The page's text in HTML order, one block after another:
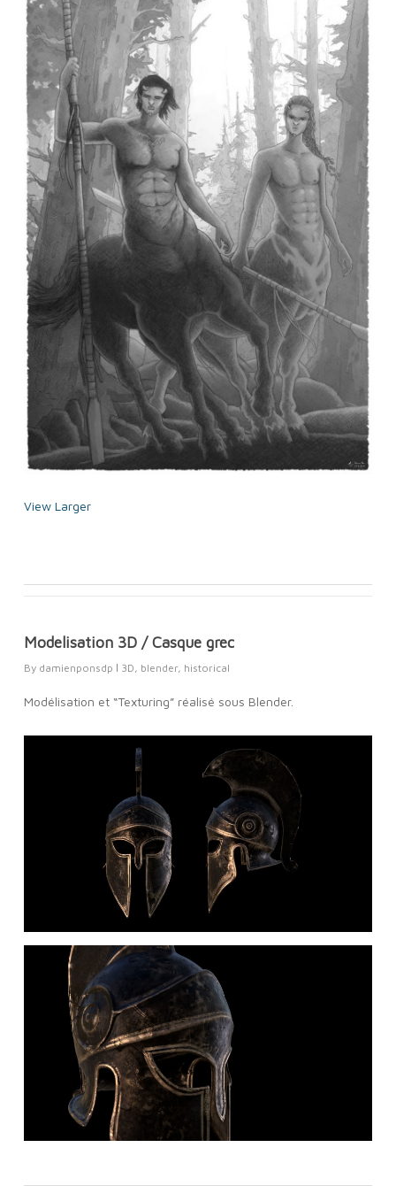
View Larger
Modelisation 3D / Casque grec
By damienponsdp 3D, blender, historical
Modélisation et “Texturing” réalisé sous Blender.